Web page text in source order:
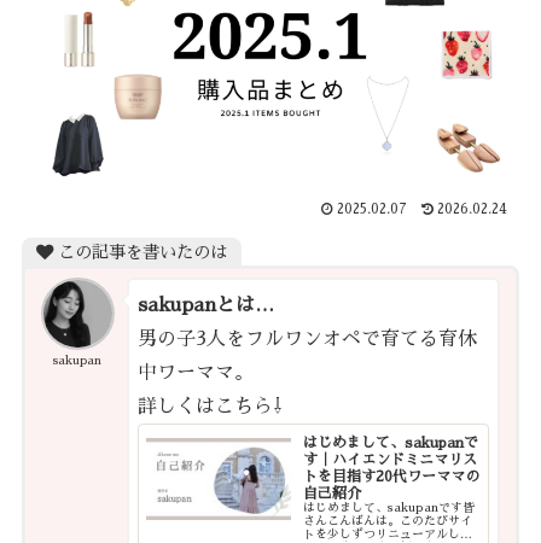
2025.02.07 2026.02.24
この記事を書いたのは
sakupan
sakupanとは…
男の子3人をフルワンオペで育てる育休
中ワーママ。
詳しくはこちら⇩
はじめまして、sakupanで
す｜ハイエンドミニマリス
トを目指す20代ワーママの
自己紹介
はじめまして、sakupanです皆
さんこんばんは。このたびサイ
トを少しずつリニューアルした